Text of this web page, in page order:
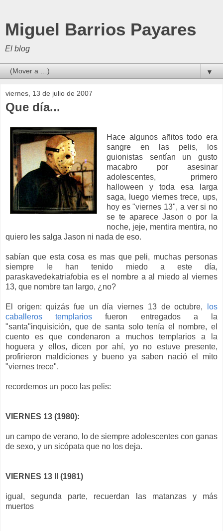
Miguel Barrios Payares
El blog
▼
viernes, 13 de julio de 2007
Que día...
Hace algunos añitos todo era
sangre en las pelis, los
guionistas sentían un gusto
macabro por asesinar
adolescentes, primero
halloween y toda esa larga
saga, luego viernes trece, ups,
hoy es "viernes 13", a ver si no
se te aparece Jason o por la
noche, jeje, mentira mentira, no
quiero les salga Jason ni nada de eso.
sabían que esta cosa es mas que peli, muchas personas
siempre le han tenido miedo a este día,
paraskavedekatriafobia es el nombre a al miedo al viernes
13, que nombre tan largo, ¿no?
El origen: quizás fue un día viernes 13 de octubre,
los
caballeros templarios fueron entregados a la
"santa"inquisición, que de santa solo tenía el nombre, el
cuento es que condenaron a muchos templarios a la
hoguera y ellos, dicen por ahí, yo no estuve presente,
profirieron maldiciones y bueno ya saben nació el mito
"viernes trece".
recordemos un poco las pelis:
VIERNES 13 (1980):
un campo de verano, lo de siempre adolescentes con ganas
de sexo, y un sicópata que no los deja.
VIERNES 13 II (1981)
igual, segunda parte, recuerdan las matanzas y más
muertos